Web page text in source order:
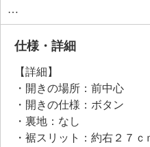
羽織りやすい一着です。
仕様・詳細
【詳細】
・開きの場所：前中心
・開きの仕様：ボタン
・裏地：なし
・裾スリット：約右２７